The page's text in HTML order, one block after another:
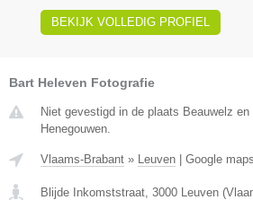
BEKIJK VOLLEDIG PROFIEL
Bart Heleven Fotografie
Niet gevestigd in de plaats Beauwelz
Henegouwen.
Vlaams-Brabant » Leuven Google maps
Blijde Inkomststraat 3000 Leuven (